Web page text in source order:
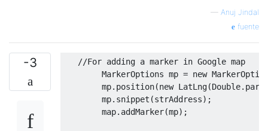
— Anuj Jindal
fuente
-3
//For adding a marker in Google map
MarkerOptions mp = new
        mp
. position(new LatLng(Double.
        mp
. snippet (strAddress);
        map
. addMarker(mp);